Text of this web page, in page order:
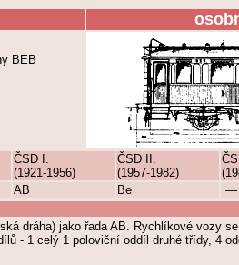
BEB
ČSD I.
(1921-1956)
ČSD II.
(1957-1982)
AB Be —
dráha) jako řada AB. Rychlíkové vozy
- 1 celý 1 poloviční oddíl druhé třídy, 4